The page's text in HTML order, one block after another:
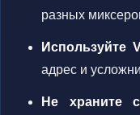
разных
Используйте
адрес и
Не храните